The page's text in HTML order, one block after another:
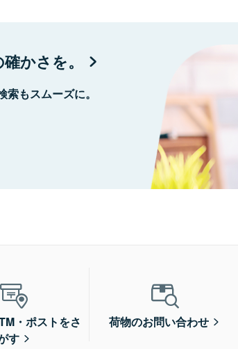
かさを。
もスムーズに。
・ポストをさ
す
荷物のお問い合わせ